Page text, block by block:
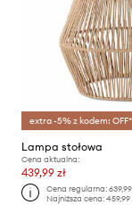
extra -5% z kodem: OFF*
Lampa stołowa
Cena aktualna:
439,99 zł
Cena regularna:639,99
Najniższa cena:459,99